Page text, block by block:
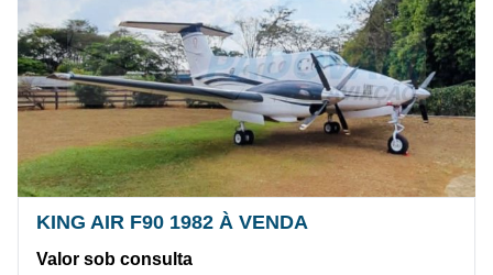
KING AIR F90 1982 À VENDA
Valor sob consulta